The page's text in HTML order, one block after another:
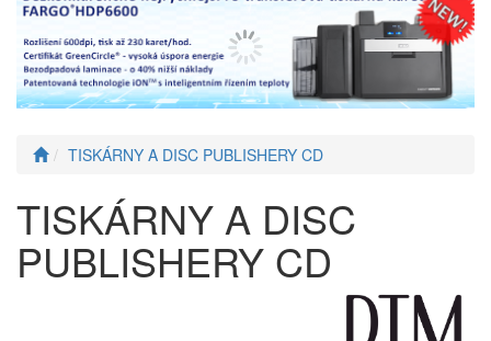
TISKÁRNY A DISC PUBLISHERY CD
TISKÁRNY A DISC
PUBLISHERY CD